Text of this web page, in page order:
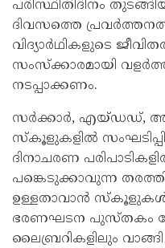
പരിസ്ഥിതിദിനം
ദിവസത്തെ
വിദ്യാർഥികളുടെ
സംസ്ക്കാരമായി
നടപ്പാക്കണം.
സർക്കാർ, എയ്ഡഡ്,
സ്കൂളുകളിൽ
ദിനാചരണ
പങ്കെടുക്കാവുന്ന
ഉള്ളതാവാൻ സ്കൂളുകൾ
ഭരണഘടന പുസ്തകം
ലൈബ്രറികളിലും